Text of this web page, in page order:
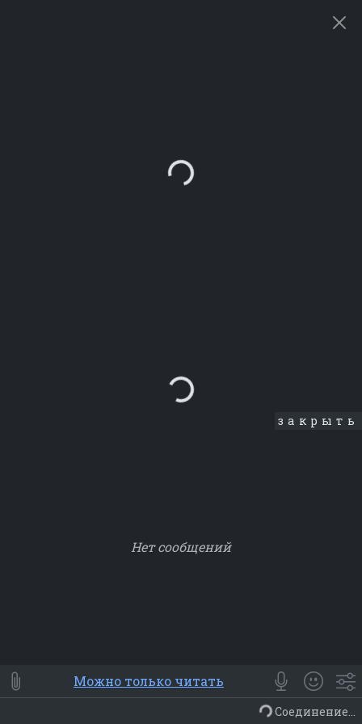
Loading...
закрыть
Нет сообщений
⭐ Мои Smile
😀 Emoji
Смайлики
Люди Животные Еда Объекты
Можно только читать
Соединение...